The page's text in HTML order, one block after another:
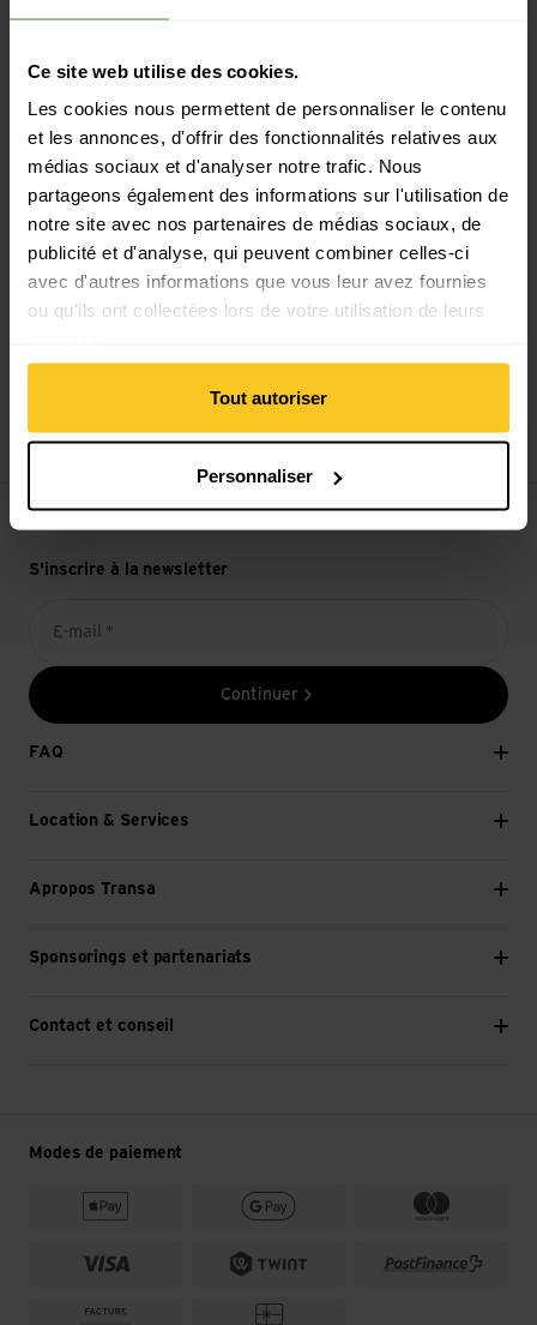
Ce site web utilise des cookies.
Les cookies nous permettent de personnaliser le contenu
et les annonces, d'offrir des fonctionnalités relatives aux
médias sociaux et d'analyser notre trafic. Nous
partageons également des informations sur l'utilisation de
notre site avec nos partenaires de médias sociaux, de
publicité et d'analyse, qui peuvent combiner celles-ci
avec d'autres informations que vous leur avez fournies
ou qu'ils ont collectées lors de votre utilisation de leurs
Tout autoriser
Personnaliser
Livraison gratuite à partir de CHF 99
14 jours de droit de rétractation
S'inscrire à la newsletter
E-mail *
Continuer
FAQ
Location & Services
Apropos Transa
Sponsorings et partenariats
Contact et conseil
Modes de paiement